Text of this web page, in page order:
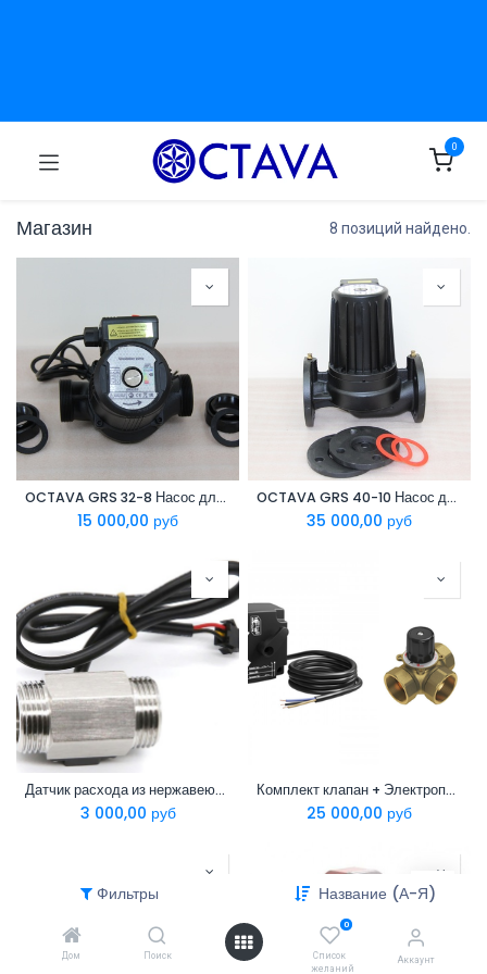
Фильтры Название (А-Я)
Дом Поиск
0
Список
желаний
Аккаунт
0
Магазин 8 позиций найдено.
OCTAVA GRS 32-8 Насос для иммерсионных систем
15 000,00 руб
OCTAVA GRS 40-10 Насос для иммерсионных систем
35 000,00 руб
Датчик расхода из нержавеющий стали 1"
3 000,00 руб
Комплект клапан + Электропривод 24В S11 MOD 0..10В
25 000,00 руб